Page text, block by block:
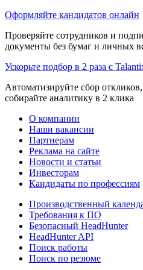
Оформляйте кандидатов онлайн
Проверяйте сотрудников и
документы без бумаг и личных
Ускорьте подбор в 2 раза с
Автоматизируйте сбор
собирайте аналитику в 2 клика
О компании
Наши вакансии
Партнерам
Реклама на сайте
Новости и статьи
Инвесторам
Кандидаты по профессиям
Производственный
Требования к ПО
Безопасный HeadHunter
HeadHunter API
Поиск работы
Поиск по резюме